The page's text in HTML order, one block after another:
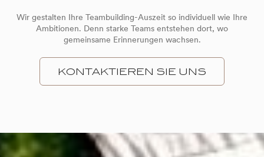
Wir gestalten Ihre Teambuilding-Auszeit so individuell wie Ihre
Ambitionen. Denn starke Teams entstehen dort, wo
gemeinsame Erinnerungen wachsen.
KONTAKTIEREN SIE UNS